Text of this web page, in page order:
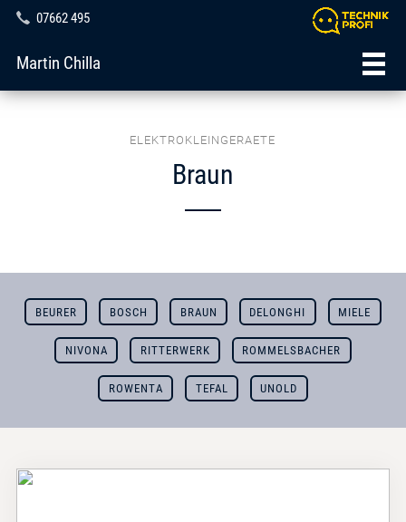
07662 495
Martin Chilla
ELEKTROKLEINGERAETE
Braun
BEURER BOSCH BRAUN DELONGHI MIELE
NIVONA RITTERWERK ROMMELSBACHER
ROWENTA TEFAL UNOLD